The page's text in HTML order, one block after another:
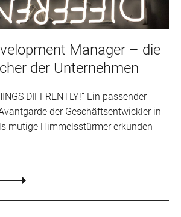
Manager – die
der Unternehmen
DIFFRENTLY!” Ein passender
der Geschäftsentwickler in
mutige Himmelsstürmer erkunden